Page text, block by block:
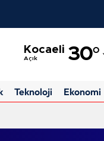
Kocaeli
Açık 30°
Adıyaman
Teknoloji Ekonomi